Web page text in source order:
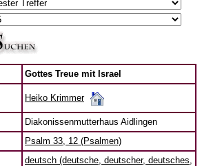
Gottes Treue mit Israel
Heiko Krimmer
Diakonissenmutterhaus Aidlingen
Psalm 33, 12 (Psalmen)
deutsch (deutsche, deutscher, deutsches,